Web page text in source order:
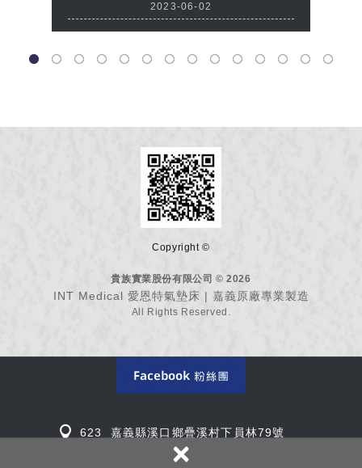
×
2023-06-02
1 2 3 4 5 6 7 8 9 10 11 12 13
Copyright ©
貴族實業股份有限公司 © 2026
INT Medical 愛恩特氣墊床 | 嘉義原廠專業製造
All Rights Reserved.
623 嘉義縣溪口鄉疊溪村下員林79號
EMAIL: